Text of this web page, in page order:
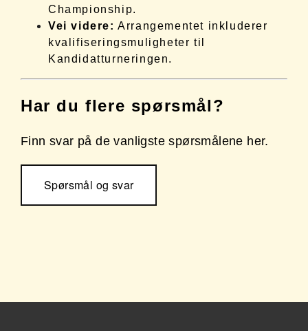
Championship.
Vei videre: Arrangementet inkluderer
kvalifiseringsmuligheter til
Kandidatturneringen.
Har du flere spørsmål?
Finn svar på de vanligste spørsmålene her.
Spørsmål og svar